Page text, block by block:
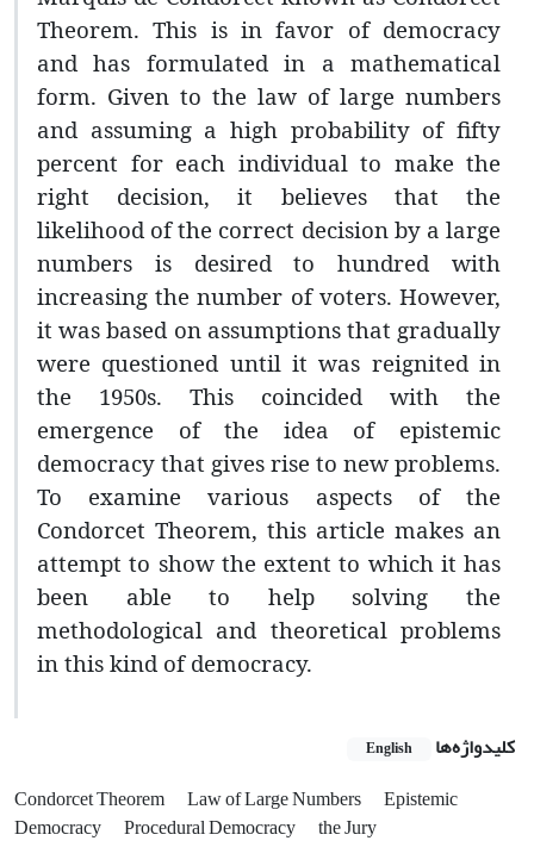
Theorem. This is in favor of democracy
and has formulated in a mathematical
form. Given to the law of large numbers
and assuming a high probability of fifty
percent for each individual to make the
right decision, it believes that the
likelihood of the correct decision by a large
numbers is desired to hundred with
increasing the number of voters. However,
it was based on assumptions that gradually
were questioned until it was reignited in
the 1950s. This coincided with the
emergence of the idea of epistemic
democracy that gives rise to new problems.
To examine various aspects of the
Condorcet Theorem, this article makes an
attempt to show the extent to which it has
been able to help solving the
methodological and theoretical problems
in this kind of democracy.
کلیدواژه‌ها English
Condorcet Theorem Law of Large Numbers
Epistemic
Democracy
Procedural Democracy
the Jury